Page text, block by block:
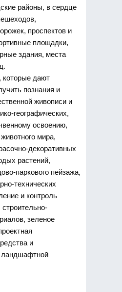
районы, в сердце
проспектов и
площадки,
здания, места
дают
познания и
живописи и
географических,
освоению,
мира,
декоративных
растений,
паркового пейзажа,
технических
и контроль
зеленое
и
ландшафтной